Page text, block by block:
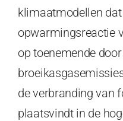
klimaatmodellen
opwarmingsreactie
op toenemende
de verbranding van
plaatsvindt in de